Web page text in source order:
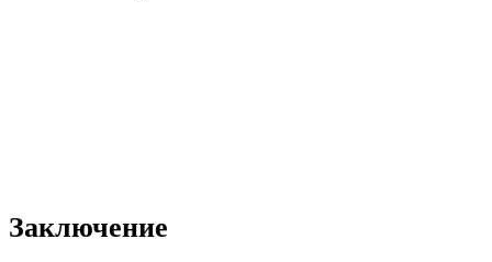
Заключение